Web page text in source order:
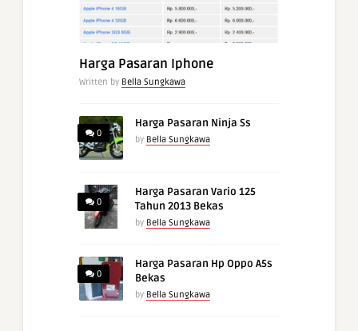
Harga Pasaran Iphone
Written by Bella Sungkawa
0
Harga Pasaran Ninja Ss
by Bella Sungkawa
0
Harga Pasaran Vario 125
Tahun 2013 Bekas
by Bella Sungkawa
0
Harga Pasaran Hp Oppo A5s
Bekas
by Bella Sungkawa